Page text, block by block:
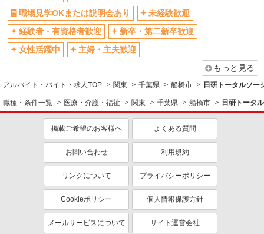
職場見学OKまたは説明会あり
未経験歓迎
経験者・有資格者歓迎
新卒・第二新卒歓迎
女性活躍中
主婦・主夫歓迎
もっと見る
アルバイト・バイト・求人TOP 関東 千葉県 船橋市 日研トータルソ
職種・条件一覧 医療・介護・福祉 関東 千葉県 船橋市 日研トータ
掲載ご希望のお客様へ よくある質問
お問い合わせ 利用規約
リンクについて プライバシーポリシー
Cookieポリシー 個人情報保護方針
メールサービスについて サイト運営会社